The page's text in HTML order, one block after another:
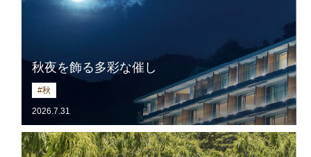
秋夜を飾る多彩な催し
#秋
2026.7.31